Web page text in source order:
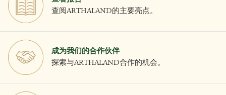
查阅ARTHALAND的主要亮点。
成为我们的合作伙伴
探索与ARTHALAND合作的机会。